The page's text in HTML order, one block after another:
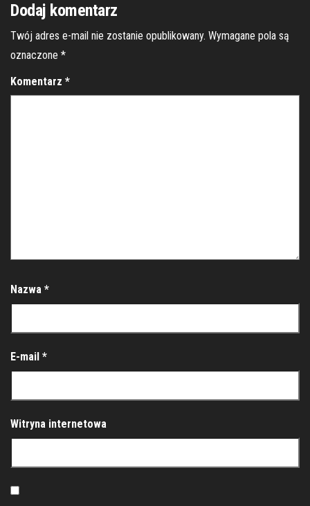
Dodaj komentarz
Twój adres e-mail nie zostanie opublikowany. Wymagane pola są
oznaczone *
Komentarz *
Nazwa *
E-mail *
Witryna internetowa